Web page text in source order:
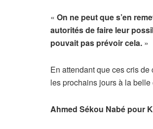
« On ne peut que s’en
autorités de faire leur
pouvait pas prévoir cela. »
En attendant que ces cris
les prochains jours à la belle
Ahmed Sékou Nabé pour